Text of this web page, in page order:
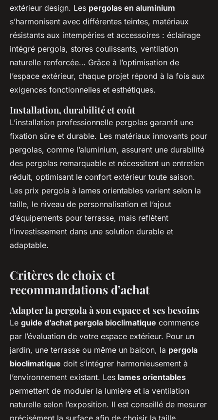
extérieur design. Les pergolas en aluminium
s’harmonisent avec différentes teintes, matériaux
résistants aux intempéries et accessoires : éclairage
intégré pergola, stores coulissants, ventilation
naturelle renforcée… Grâce à l’optimisation de
l’espace extérieur, chaque projet répond à la fois aux
exigences fonctionnelles et esthétiques.
Installation, durabilité et coût
L’installation professionnelle pergolas garantit une
fixation sûre et durable. Les matériaux innovants pour
pergolas, comme l’aluminium, assurent une durabilité
des pergolas remarquable et nécessitent un entretien
réduit, optimisant le confort extérieur toute saison.
Les prix pergola à lames orientables varient selon la
taille, le niveau de personnalisation et l’ajout
d’équipements pour terrasse, mais reflètent
l’investissement dans une solution durable et
adaptable.
Critères de choix et
recommandations d’achat
Adapter la pergola à son espace et ses besoins
Le guide d’achat pergola bioclimatique commence
par l’évaluation de votre espace extérieur. Pour un
jardin, une terrasse ou même un balcon, la pergola
bioclimatique doit s’intégrer harmonieusement à
l’environnement existant. Les lames orientables
permettent de moduler la lumière et la ventilation
naturelle selon l’exposition. Il est conseillé de mesurer